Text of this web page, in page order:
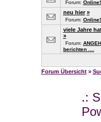
Forum:
neu hier »
Forum:
viele Jahre
»
Forum:
berichten ....
Forum Übersicht»
.: